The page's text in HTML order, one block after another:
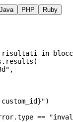
Java PHP Ruby
in
,
}")
==